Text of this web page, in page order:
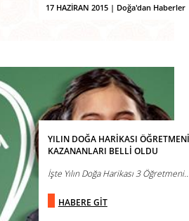
17 HAZİRAN 2015 | Doğa'dan Haberler
YILIN DOĞA HARİKASI
KAZANANLARI BELLİ OLDU
İşte Yılın Doğa Harikası 3 Öğretmeni...
HABERE GİT